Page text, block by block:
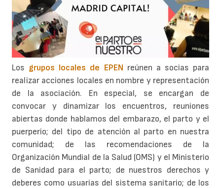
Los grupos locales de EPEN reúnen a socias para
realizar acciones locales en nombre y representación
de la asociación. En especial, se encargan de
convocar y dinamizar los encuentros, reuniones
abiertas donde hablamos del embarazo, el parto y el
puerperio; del tipo de atención al parto en nuestra
comunidad; de las recomendaciones de la
Organización Mundial de la Salud (OMS) y el Ministerio
de Sanidad para el parto; de nuestros derechos y
deberes como usuarias del sistema sanitario; de los